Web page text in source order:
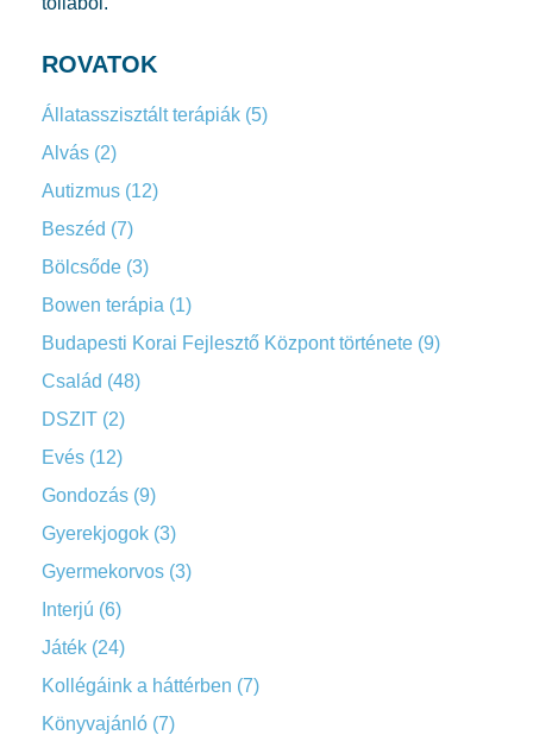
ROVATOK
Állatasszisztált terápiák (5)
Alvás (2)
Autizmus (12)
Beszéd (7)
Bölcsőde (3)
Bowen terápia (1)
Budapesti Korai Fejlesztő Központ története (9)
Család (48)
DSZIT (2)
Evés (12)
Gondozás (9)
Gyerekjogok (3)
Gyermekorvos (3)
Interjú (6)
Játék (24)
Kollégáink a háttérben (7)
Könyvajánló (7)